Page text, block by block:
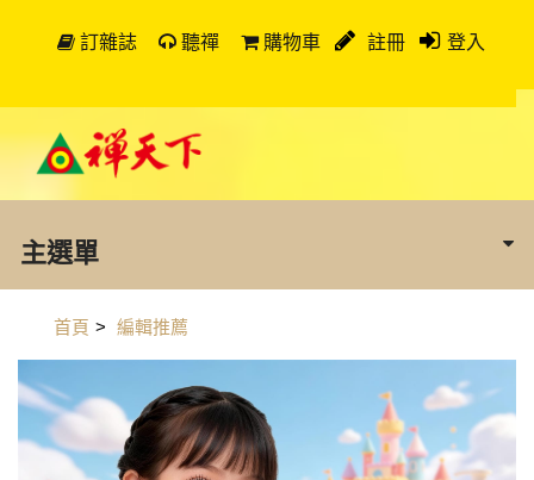
訂雜誌 聽禪 購物車 註冊 登入
主選單
首頁 > 編輯推薦